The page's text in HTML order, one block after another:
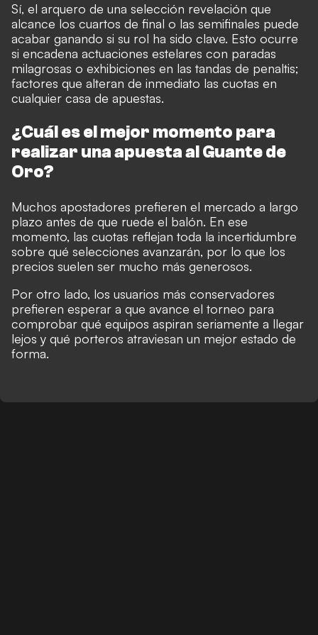
Sí, el arquero de una selección revelación que
alcance los cuartos de final o las semifinales puede
acabar ganando si su rol ha sido clave. Esto ocurre
si encadena actuaciones estelares con paradas
milagrosas o exhibiciones en las tandas de penaltis;
factores que alteran de inmediato las cuotas en
cualquier casa de apuestas.
¿Cuál es el mejor momento para
realizar una apuesta al Guante de
Oro?
Muchos apostadores prefieren el mercado a largo
plazo antes de que ruede el balón. En ese
momento, las cuotas reflejan toda la incertidumbre
sobre qué selecciones avanzarán, por lo que los
precios suelen ser mucho más generosos.
Por otro lado, los usuarios más conservadores
prefieren esperar a que avance el torneo para
comprobar qué equipos aspiran seriamente a llegar
lejos y qué porteros atraviesan un mejor estado de
forma.